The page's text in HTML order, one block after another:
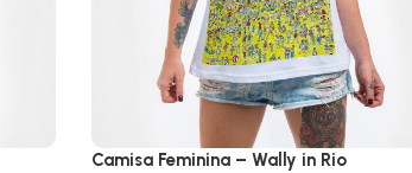
Camisa Feminina – Wally in Rio